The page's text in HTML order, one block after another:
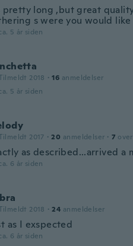
pretty long ,but great
s were you would
5 år siden
2018 · 16 anmeldelser
5 år siden
2017 · 20 anmeldelser · 7
as described...arrived a
6 år siden
2018 · 24 anmeldelser
as I exspected
6 år siden